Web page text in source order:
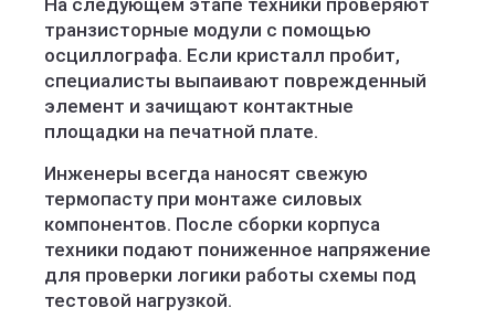
На следующем этапе техники проверяют
транзисторные модули с помощью
осциллографа. Если кристалл пробит,
специалисты выпаивают поврежденный
элемент и зачищают контактные
площадки на печатной плате.
Инженеры всегда наносят свежую
термопасту при монтаже силовых
компонентов. После сборки корпуса
техники подают пониженное напряжение
для проверки логики работы схемы под
тестовой нагрузкой.